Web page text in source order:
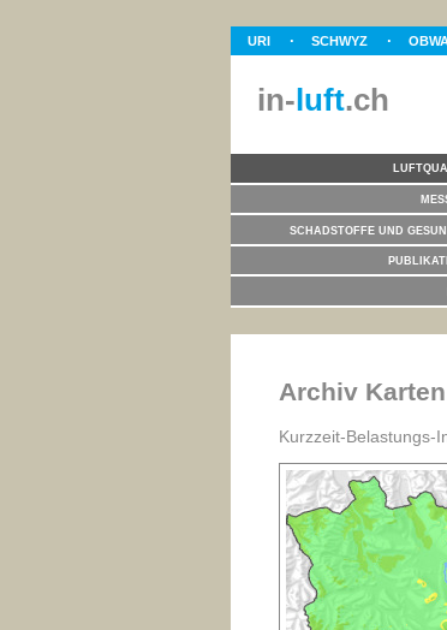
URI SCHWYZ
in-luft.ch
SCHADSTOFFE UND
Archiv Karten
Kurzzeit-Belastungs-